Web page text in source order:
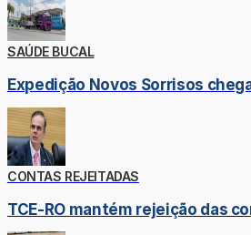
SAÚDE BUCAL
Expedição Novos Sorrisos
CONTAS REJEITADAS
TCE-RO mantém rejeição das